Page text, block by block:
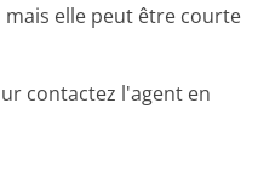
elle peut être courte
contactez l'agent en